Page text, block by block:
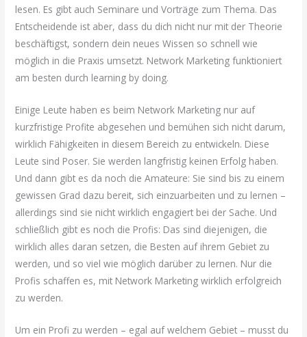
lesen. Es gibt auch Seminare und Vorträge zum Thema. Das
Entscheidende ist aber, dass du dich nicht nur mit der Theorie
beschäftigst, sondern dein neues Wissen so schnell wie
möglich in die Praxis umsetzt. Network Marketing funktioniert
am besten durch learning by doing.
Einige Leute haben es beim Network Marketing nur auf
kurzfristige Profite abgesehen und bemühen sich nicht darum,
wirklich Fähigkeiten in diesem Bereich zu entwickeln. Diese
Leute sind Poser. Sie werden langfristig keinen Erfolg haben.
Und dann gibt es da noch die Amateure: Sie sind bis zu einem
gewissen Grad dazu bereit, sich einzuarbeiten und zu lernen –
allerdings sind sie nicht wirklich engagiert bei der Sache. Und
schließlich gibt es noch die Profis: Das sind diejenigen, die
wirklich alles daran setzen, die Besten auf ihrem Gebiet zu
werden, und so viel wie möglich darüber zu lernen. Nur die
Profis schaffen es, mit Network Marketing wirklich erfolgreich
zu werden.
Um ein Profi zu werden – egal auf welchem Gebiet – musst du